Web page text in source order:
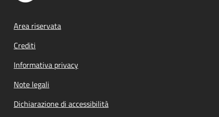
Footer menu
Area riservata
Crediti
Informativa privacy
Note legali
Dichiarazione di accessibilità